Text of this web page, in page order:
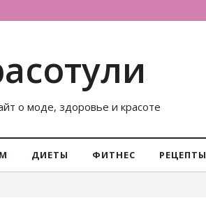
о моде, здоровье и красоте
ДИЕТЫ ФИТНЕС РЕЦЕПТЫ